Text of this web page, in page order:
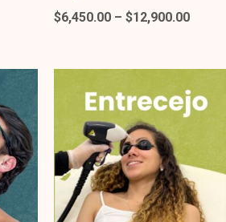
$6,450.00 – $12,900.00
Price
$6,450.00
through
$12,900.00